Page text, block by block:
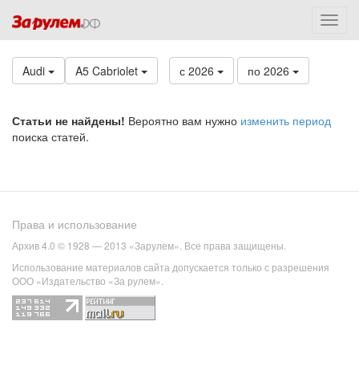
Audi A5 Cabriolet с 2026 по 2026
Статьи не найдены! Вероятно вам нужно изменить период
поиска статей.
Права и использование
Архив 4.0 © 1928 — 2013 «Зарулем». Все права защищены.
Использование материалов сайта допускается только с разрешения
ООО «Издательство «За рулем».